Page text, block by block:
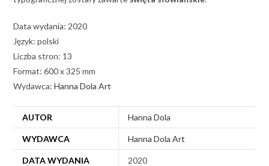
Data wydania: 2020
Język: polski
Liczba stron: 13
Format: 600 x 325 mm
Wydawca:Hanna Dola Art
AUTOR Hanna Dola
WYDAWCA Hanna Dola Art
DATA WYDANIA 2020